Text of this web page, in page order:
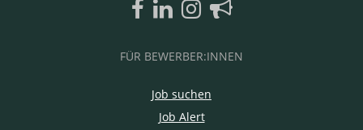
FÜR BEWERBER:INNEN
Job suchen
Job Alert